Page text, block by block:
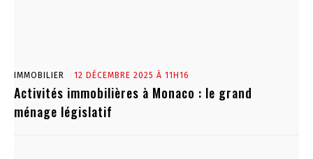
IMMOBILIER 12 DÉCEMBRE 2025 À 11H16
Activités immobilières à Monaco : le grand
ménage législatif